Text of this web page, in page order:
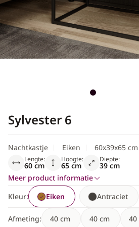
Scandinavisch
Sylvester 6
Nachtkastje Eiken 60x39x65 cm
Lengte:
60 cm
Hoogte:
65 cm
Diepte:
39 cm
Meer product informatie
Kleur:
Antraciet
Eiken
Afmeting: 40 cm 40 cm 40